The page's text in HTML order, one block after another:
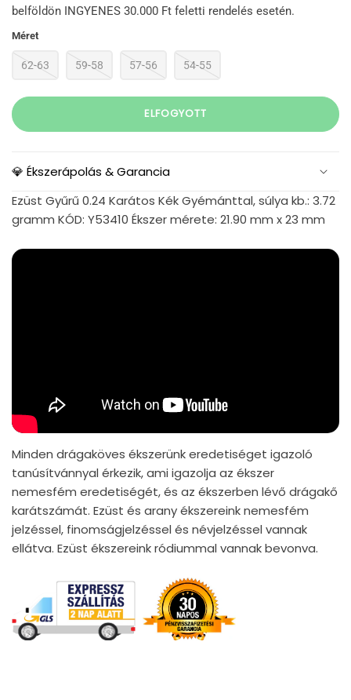
belföldön INGYENES 30.000 Ft feletti rendelés esetén.
Méret
62-63 59-58 57-56 54-55
ELFOGYOTT
💎 Ékszerápolás & Garancia
Ezüst Gyűrű 0.24 Karátos Kék Gyémánttal, súlya kb.: 3.72
gramm KÓD: Y53410 Ékszer mérete: 21.90 mm x 23 mm
Minden drágaköves ékszerünk eredetiséget igazoló
tanúsítvánnyal érkezik, ami igazolja az ékszer
nemesfém eredetiségét, és az ékszerben lévő drágakő
karátszámát. Ezüst és arany ékszereink nemesfém
jelzéssel, finomságjelzéssel és névjelzéssel vannak
ellátva. Ezüst ékszereink ródiummal vannak bevonva.